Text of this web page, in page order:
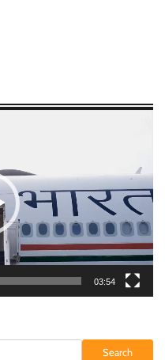
03:54
Search